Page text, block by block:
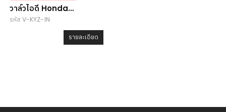
วาล์วไอดี Honda
Wave125i
รหัส V-KYZ-IN
รายละเอียด